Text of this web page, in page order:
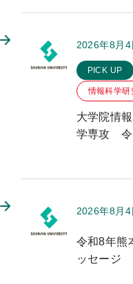
2026年8月4
このお知
PICK UP
情報科学研
大学院情
学専攻 令
2026年8月4
このお知
令和8年熊
ッセージ